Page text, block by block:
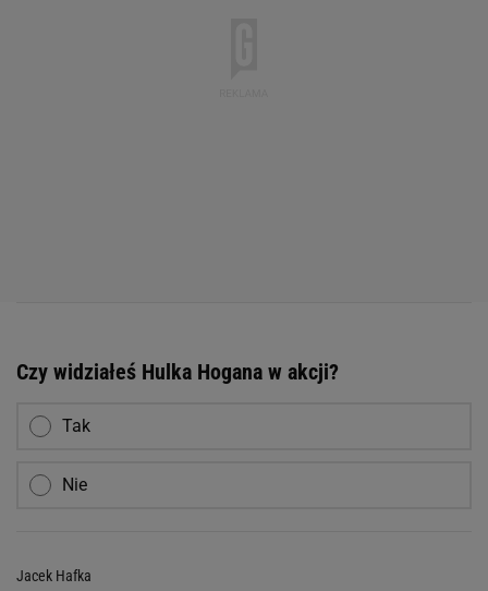
Czy widziałeś Hulka Hogana w akcji?
Tak
Nie
Jacek Hafka